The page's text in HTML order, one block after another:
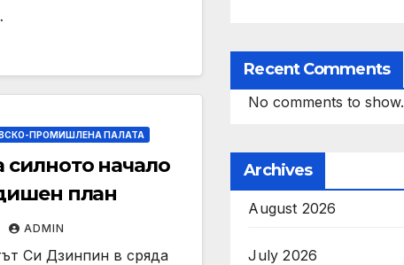
ПРОМИШЛЕНА ПАЛАТА
силното начало
план
ADMIN
Си Дзинпин в сряда
Recent Comments
No comments to show.
Archives
August 2026
July 2026